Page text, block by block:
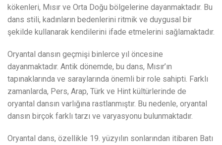
kökenleri, Mısır ve Orta Doğu bölgelerine dayanmaktadır. Bu
dans stili, kadınların bedenlerini ritmik ve duygusal bir
şekilde kullanarak kendilerini ifade etmelerini sağlamaktadır.
Oryantal dansın geçmişi binlerce yıl öncesine
dayanmaktadır. Antik dönemde, bu dans, Mısır’ın
tapınaklarında ve saraylarında önemli bir role sahipti. Farklı
zamanlarda, Pers, Arap, Türk ve Hint kültürlerinde de
oryantal dansın varlığına rastlanmıştır. Bu nedenle, oryantal
dansın birçok farklı tarzı ve varyasyonu bulunmaktadır.
Oryantal dans, özellikle 19. yüzyılın sonlarından itibaren Batı